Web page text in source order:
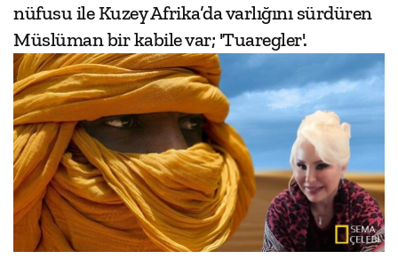
nüfusu ile Kuzey Afrika’da varlığını sürdüren
Müslüman bir kabile var; 'Tuaregler'.